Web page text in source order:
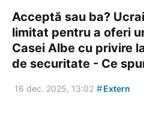
Acceptă sau ba?
limitat pentru a oferi
Casei Albe cu privire
de securitate - Ce
16 dec. 2025, 13:02 #Extern